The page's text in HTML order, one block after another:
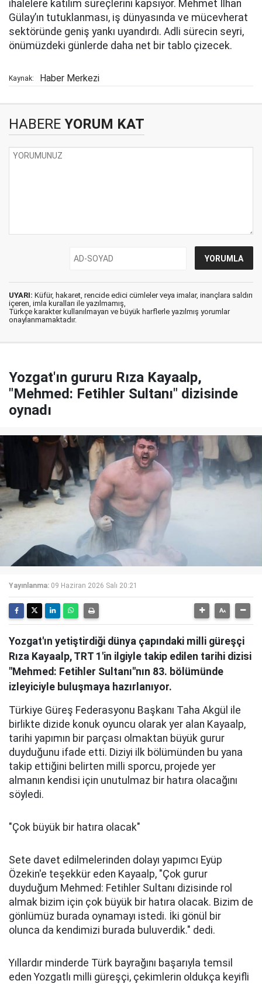
ihalelere katılım süreçlerini kapsıyor. Mehmet İlhan
Gülay’ın tutuklanması, iş dünyasında ve mücevherat
sektöründe geniş yankı uyandırdı. Adli sürecin seyri,
önümüzdeki günlerde daha net bir tablo çizecek.
Kaynak: Haber Merkezi
HABERE YORUM KAT
UYARI: Küfür, hakaret, rencide edici cümleler veya imalar, inançlara saldırı
içeren, imla kuralları ile yazılmamış,
Türkçe karakter kullanılmayan ve büyük harflerle yazılmış yorumlar
onaylanmamaktadır.
Yozgat'ın gururu Rıza Kayaalp,
"Mehmed: Fetihler Sultanı" dizisinde
oynadı
Yayınlanma: 09 Haziran 2026 Salı 20:21
Yozgat'ın yetiştirdiği dünya çapındaki milli güreşçi
Rıza Kayaalp, TRT 1'in ilgiyle takip edilen tarihi dizisi
"Mehmed: Fetihler Sultanı"nın 83. bölümünde
izleyiciyle buluşmaya hazırlanıyor.
Türkiye Güreş Federasyonu Başkanı Taha Akgül ile
birlikte dizide konuk oyuncu olarak yer alan Kayaalp,
tarihi yapımın bir parçası olmaktan büyük gurur
duyduğunu ifade etti. Diziyi ilk bölümünden bu yana
takip ettiğini belirten milli sporcu, projede yer
almanın kendisi için unutulmaz bir hatıra olacağını
söyledi.
"Çok büyük bir hatıra olacak"
Sete davet edilmelerinden dolayı yapımcı Eyüp
Özekin'e teşekkür eden Kayaalp, "Çok gurur
duyduğum Mehmed: Fetihler Sultanı dizisinde rol
almak bizim için çok büyük bir hatıra olacak. Bizim de
gönlümüz burada oynamayı istedi. İki gönül bir
olunca da kendimizi burada buluverdik." dedi.
Yıllardır minderde Türk bayrağını başarıyla temsil
eden Yozgatlı milli güreşçi, çekimlerin oldukça keyifli